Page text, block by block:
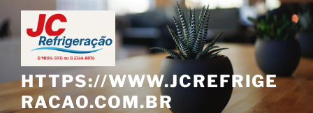
Pular
para
o
conteúdo
HTTPS://WWW.JCREFRIGE
RACAO.COM.BR